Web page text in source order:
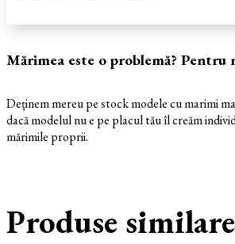
Mărimea este o problemă? Pentru
Deținem mereu pe stock modele cu marimi
dacă modelul nu e pe placul tău îl creăm
mărimile proprii.
Produse similare